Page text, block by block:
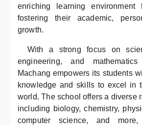
enriching learning environment
fostering their academic,
growth.
With a strong focus on
engineering, and
Machang empowers its students
knowledge and skills to excel in
world. The school offers a diverse
including biology, chemistry,
computer science, and